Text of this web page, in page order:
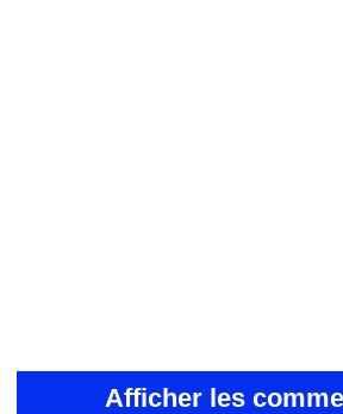
Afficher les